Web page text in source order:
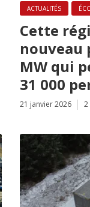
ACTUALITÉS
Cette
nouveau
MW qui
31 000
21 janvier 2026 2